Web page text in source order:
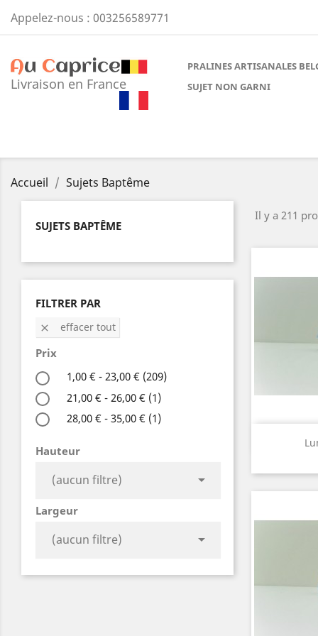
Appelez-nous : 003256589771
Livraison en France
PRALINES ARTISANALES
SUJET NON GARNI
Accueil Sujets Baptême
SUJETS BAPTÊME
FILTRER PAR
 effacer tout
Prix
1,00 € - 23,00 € (209)
21,00 € - 26,00 € (1)
28,00 € - 35,00 € (1)
Hauteur
(aucun filtre) 
Largeur
(aucun filtre) 
Il y a 211
